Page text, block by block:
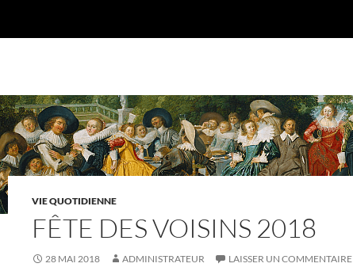
VIE QUOTIDIENNE
FÊTE DES VOISINS 2018
28 MAI 2018 ADMINISTRATEUR LAISSER UN COMMENTAIRE